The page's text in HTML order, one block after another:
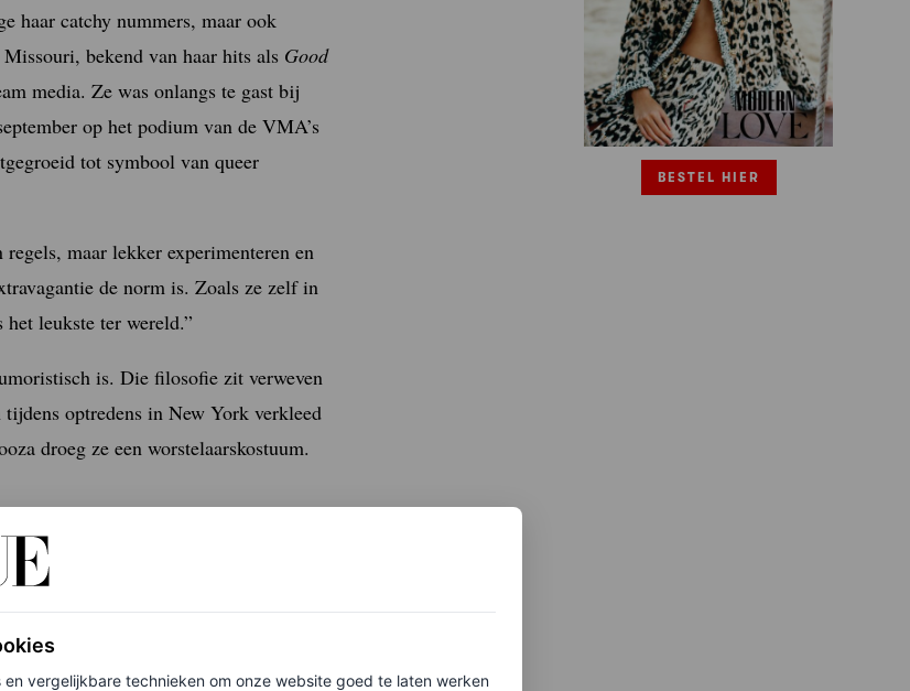
haar catchy nummers, maar ook
bekend van haar hits als Good
media. Ze was onlangs te gast bij
op het podium van de VMA’s
tot symbool van queer
maar lekker experimenteren en
de norm is. Zoals ze zelf in
leukste ter wereld.”
is. Die filosofie zit verweven
optredens in New York verkleed
droeg ze een worstelaarskostuum.
BESTEL HIER
en vergelijkbare technieken om onze website goed te laten werken